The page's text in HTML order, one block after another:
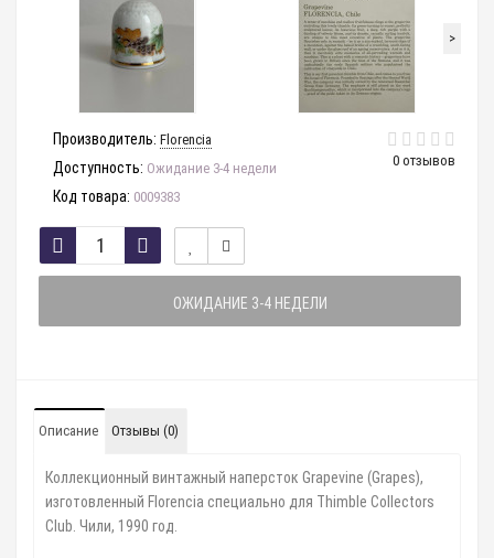
>
0 отзывов
Производитель: Florencia
Доступность: Ожидание 3-4 недели
Код товара: 0009383
ОЖИДАНИЕ 3-4 НЕДЕЛИ
Описание Отзывы (0)
Коллекционный винтажный наперсток Grapevine (Grapes),
изготовленный Florencia специально для Thimble Collectors
Club. Чили, 1990 год.